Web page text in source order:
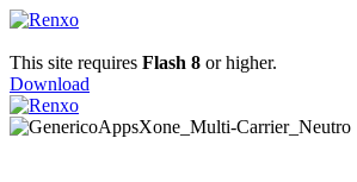
This site requires Flash 8 or higher.
Download